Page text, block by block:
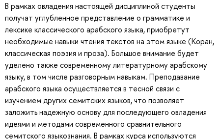
В рамках овладения настоящей дисциплиной студенты
получат углубленное представление о грамматике и
лексике классического арабского языка, приобретут
необходимые навыки чтения текстов на этом языке (Коран,
классическая поэзия и проза). Большое внимание будет
уделено также современному литературному арабскому
языку, в том числе разговорным навыкам. Преподавание
арабского языка осуществляется в тесной связи с
изучением других семитских языков, что позволяет
заложить надежную основу для последующего овладения
идеями и методами современного сравнительного
семитского языкознания. В рамках курса используются